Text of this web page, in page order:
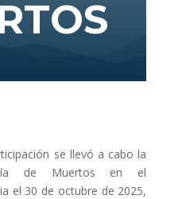
se llevó a cabo la
de Muertos en el
el 30 de octubre de 2025,